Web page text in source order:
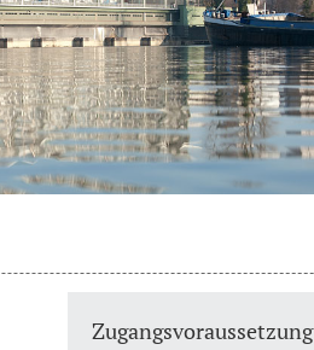
Zugangsvoraussetzung